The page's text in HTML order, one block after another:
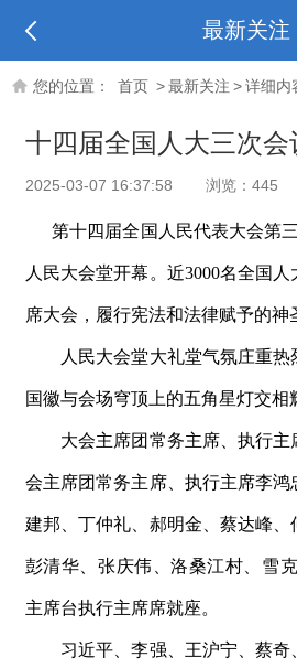
最新关注
您的位置： 首页 >最新关注 >详细内
十四届全国人大三次会
2025-03-07 16:37:58 浏览： 445
第十四届全国人民代表大会第
人民大会堂开幕。 近3000名全国人
席大会，履行宪法和法律赋予的神
人民大会堂大礼堂气氛庄重热
国徽与会场穹顶上的五角星灯交相
大会主席团常务主席、执行主
会主席团常务主席、执行主席李
建邦、丁仲礼、郝明金、蔡达峰、
彭清华、张庆伟、洛桑江村、雪
主席台执行主席席就座。
习近平、李强、王沪宁、蔡奇